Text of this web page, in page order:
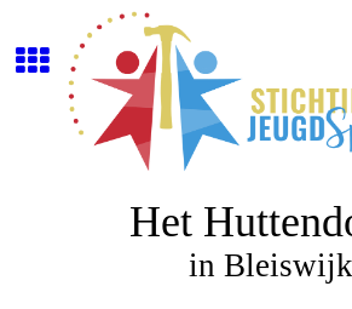
Het
in Bleiswijk